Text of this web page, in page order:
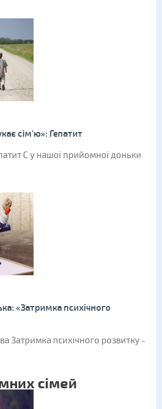
сім'ю»: Гепатит
С у нашої прийомної доньки
«Затримка психічного
Затримка психічного розвитку -
сімей